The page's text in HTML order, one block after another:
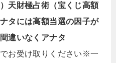
天財極占術（宝くじ高額
タには高額当選の因子が
違いなくアナタ
お受け取りください※一